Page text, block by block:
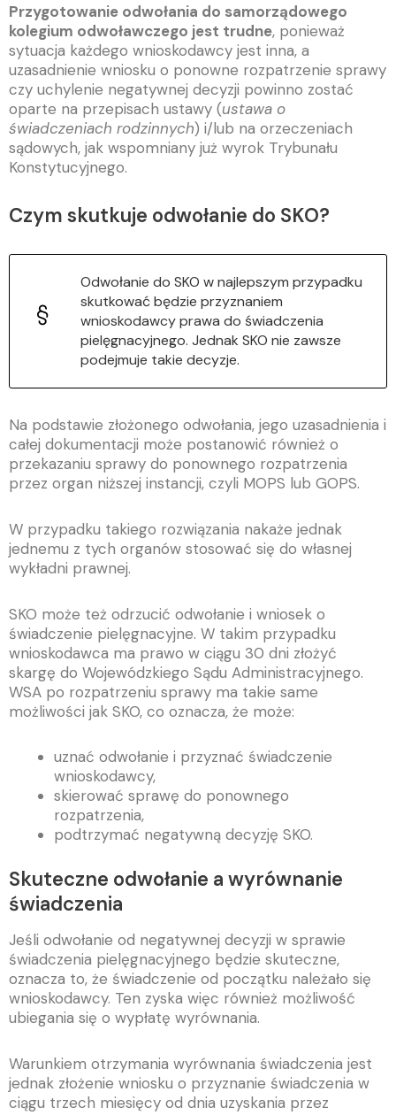
Przygotowanie odwołania do samorządowego
kolegium odwoławczego jest trudne, ponieważ
sytuacja każdego wnioskodawcy jest inna, a
uzasadnienie wniosku o ponowne rozpatrzenie sprawy
czy uchylenie negatywnej decyzji powinno zostać
oparte na przepisach ustawy (ustawa o
świadczeniach rodzinnych) i/lub na orzeczeniach
sądowych, jak wspomniany już wyrok Trybunału
Konstytucyjnego.
Czym skutkuje odwołanie do SKO?
Odwołanie do SKO w najlepszym przypadku
skutkować będzie przyznaniem
wnioskodawcy prawa do świadczenia
pielęgnacyjnego. Jednak SKO nie zawsze
podejmuje takie decyzje.
Na podstawie złożonego odwołania, jego uzasadnienia i
całej dokumentacji może postanowić również o
przekazaniu sprawy do ponownego rozpatrzenia
przez organ niższej instancji, czyli MOPS lub GOPS.
W przypadku takiego rozwiązania nakaże jednak
jednemu z tych organów stosować się do własnej
wykładni prawnej.
SKO może też odrzucić odwołanie i wniosek o
świadczenie pielęgnacyjne. W takim przypadku
wnioskodawca ma prawo w ciągu 30 dni złożyć
skargę do Wojewódzkiego Sądu Administracyjnego.
WSA po rozpatrzeniu sprawy ma takie same
możliwości jak SKO, co oznacza, że może:
uznać odwołanie i przyznać świadczenie
wnioskodawcy,
skierować sprawę do ponownego
rozpatrzenia,
podtrzymać negatywną decyzję SKO.
Skuteczne odwołanie a wyrównanie
świadczenia
Jeśli odwołanie od negatywnej decyzji w sprawie
świadczenia pielęgnacyjnego będzie skuteczne,
oznacza to, że świadczenie od początku należało się
wnioskodawcy. Ten zyska więc również możliwość
ubiegania się o wypłatę wyrównania.
Warunkiem otrzymania wyrównania świadczenia jest
jednak złożenie wniosku o przyznanie świadczenia w
ciągu trzech miesięcy od dnia uzyskania przez